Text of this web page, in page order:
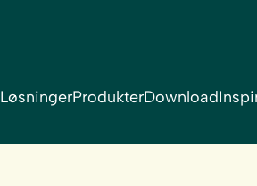
LøsningerProdukterDownload